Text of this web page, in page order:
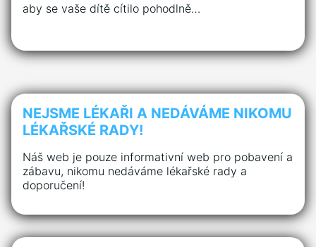
aby se vaše dítě cítilo pohodlně…
NEJSME LÉKAŘI A NEDÁVÁME NIKOMU
LÉKAŘSKÉ RADY!
Náš web je pouze informativní web pro pobavení a
zábavu, nikomu nedáváme lékařské rady a
doporučení!